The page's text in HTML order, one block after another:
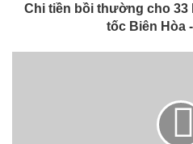
Chi tiền bồi thường cho
tốc Biên Hòa